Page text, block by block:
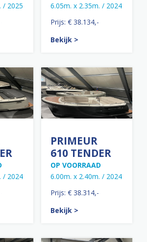
/ 2025
6.05m. x 2.35m. / 2024
Prijs: € 38.134,-
Bekijk >
/ 2024
PRIMEUR
610 TENDER
OP VOORRAAD
6.00m. x 2.40m. / 2024
Prijs: € 38.314,-
Bekijk >